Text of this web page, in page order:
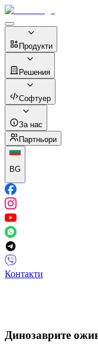
Продукти
Решения
Софтуер
За нас
Партньори
BG
Контакти
Динозаврите